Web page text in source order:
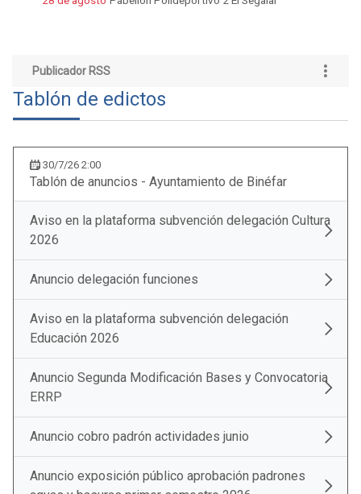
Publicador RSS
Tablón de edictos
30/7/26 2:00
Tablón de anuncios - Ayuntamiento de Binéfar
Aviso en la plataforma subvención delegación Cultura
2026
Anuncio delegación funciones
Aviso en la plataforma subvención delegación
Educación 2026
Anuncio Segunda Modificación Bases y Convocatoria
ERRP
Anuncio cobro padrón actividades junio
Anuncio exposición público aprobación padrones